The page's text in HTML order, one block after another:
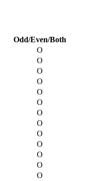
Odd/Even/Both
O
O
O
O
O
O
O
O
O
O
O
O
O